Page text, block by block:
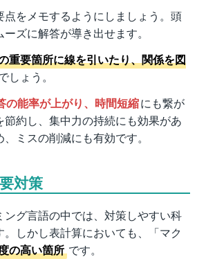
点をメモするようにしましょう。頭
ズに解答が導き出せます。
重要箇所に線を引いたり、関係を図
しょう。
の能率が上がり、時間短縮にも繋が
節約し、集中力の持続にも効果があ
ミスの削減にも有効です。
対策
グ言語の中では、対策しやすい科
しかし表計算においても、「マク
の高い箇所 です。